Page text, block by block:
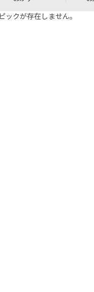
ックが存在しません。